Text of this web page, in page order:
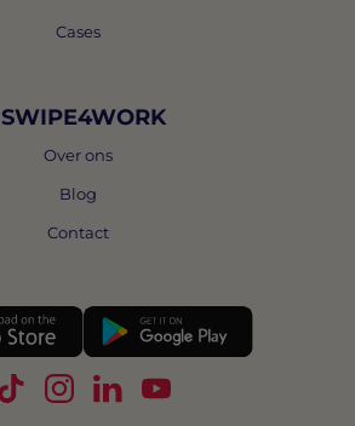
Cases
SWIPE4WORK
Over ons
Blog
Contact
Volg Swipe4Work op TikTok
Volg Swipe4Work op
Volg Swipe4Work op
Volg Swipe4Work